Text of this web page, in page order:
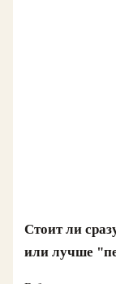
Стоит ли
или лучше